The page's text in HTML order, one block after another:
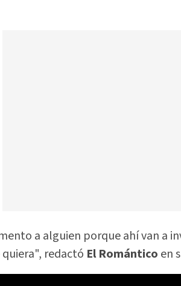
a alguien porque ahí van a
redactó El Romántico en